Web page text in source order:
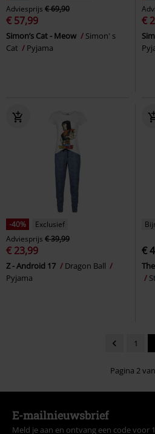
Adviesprijs € 69,90
€ 57,99
Simon’s Cat - Meow
Simon' s
Cat
Pyjama
€
-40%
Exclusief
Adviesprijs € 39,99
€ 23,99
Z - Android 17
Dragon Ball
Pyjama
€
1
Pagina 2
E-mailnieuwsbrief
Meld je aan en ontvang een code voor